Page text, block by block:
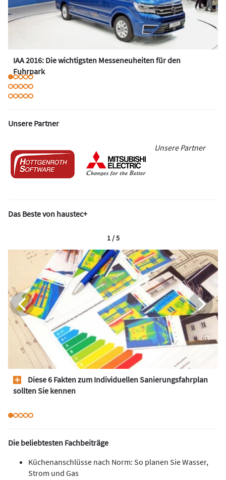
IAA 2016: Die wichtigsten Messeneuheiten für den
Fuhrpark
Unsere Partner
Unsere Partner
Das Beste von haustec+
Diese 6 Fakten zum Individuellen Sanierungsfahrplan
sollten Sie kennen
1 / 5
Die beliebtesten Fachbeiträge
Küchenanschlüsse nach Norm: So planen Sie Wasser,
Strom und Gas